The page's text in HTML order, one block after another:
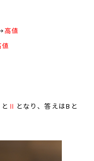
高値
値
と Ⅱ となり、答えはBと